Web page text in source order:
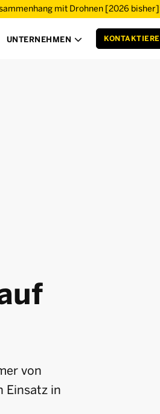
mit Drohnen [2026
UNTERNEHMEN 
von
Einsatz in